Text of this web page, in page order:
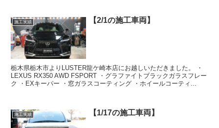
施工実績 【2/1の施工車両】
栃木県栃木市よりLUSTER龍ケ崎本店にお越しいただきました。 ・
LEXUS RX350 AWD FSPORT ・グラファイトブラックガラスフレー
ク ・EXキーパー ・窓ガラスコーティング ・ホイールコーティ...
施工実績 【1/17の施工車両】